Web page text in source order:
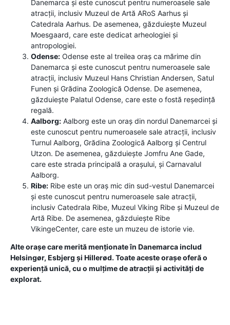
Danemarca și este cunoscut pentru numeroasele sale
atracții, inclusiv Muzeul de Artă ARoS Aarhus și
Catedrala Aarhus. De asemenea, găzduiește Muzeul
Moesgaard, care este dedicat arheologiei și
antropologiei.
Odense: Odense este al treilea oraș ca mărime din
Danemarca și este cunoscut pentru numeroasele sale
atracții, inclusiv Muzeul Hans Christian Andersen, Satul
Funen și Grădina Zoologică Odense. De asemenea,
găzduiește Palatul Odense, care este o fostă reședință
regală.
Aalborg: Aalborg este un oraș din nordul Danemarcei și
este cunoscut pentru numeroasele sale atracții, inclusiv
Turnul Aalborg, Grădina Zoologică Aalborg și Centrul
Utzon. De asemenea, găzduiește Jomfru Ane Gade,
care este strada principală a orașului, și Carnavalul
Aalborg.
Ribe: Ribe este un oraș mic din sud-vestul Danemarcei
și este cunoscut pentru numeroasele sale atracții,
inclusiv Catedrala Ribe, Muzeul Viking Ribe și Muzeul de
Artă Ribe. De asemenea, găzduiește Ribe
VikingeCenter, care este un muzeu de istorie vie.
Alte orașe care merită menționate în Danemarca includ
Helsingør, Esbjerg și Hillerød. Toate aceste orașe oferă o
experiență unică, cu o mulțime de atracții și activități de
explorat.